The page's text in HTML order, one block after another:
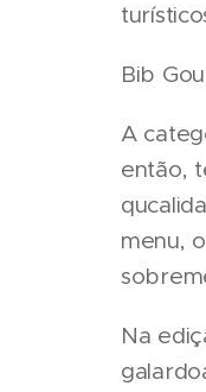
Bib
A
então,
menu,
Na